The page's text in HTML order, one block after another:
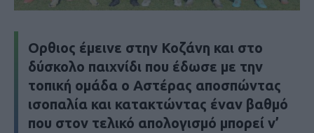
Ορθιος έμεινε στην Κοζάνη και στο
δύσκολο παιχνίδι που έδωσε με την
τοπική ομάδα ο Αστέρας αποσπώντας
ισοπαλία και κατακτώντας έναν βαθμό
που στον τελικό απολογισμό μπορεί ν’